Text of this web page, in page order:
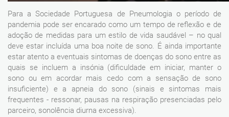
Para a Sociedade Portuguesa de Pneumologia o período de
pandemia pode ser encarado como um tempo de reflexão e de
adoção de medidas para um estilo de vida saudável – no qual
deve estar incluída uma boa noite de sono. É ainda importante
estar atento a eventuais sintomas de doenças do sono entre as
quais se incluem a insónia (dificuldade em iniciar, manter o
sono ou em acordar mais cedo com a sensação de sono
insuficiente) e a apneia do sono (sinais e sintomas mais
frequentes - ressonar, pausas na respiração presenciadas pelo
parceiro, sonolência diurna excessiva).